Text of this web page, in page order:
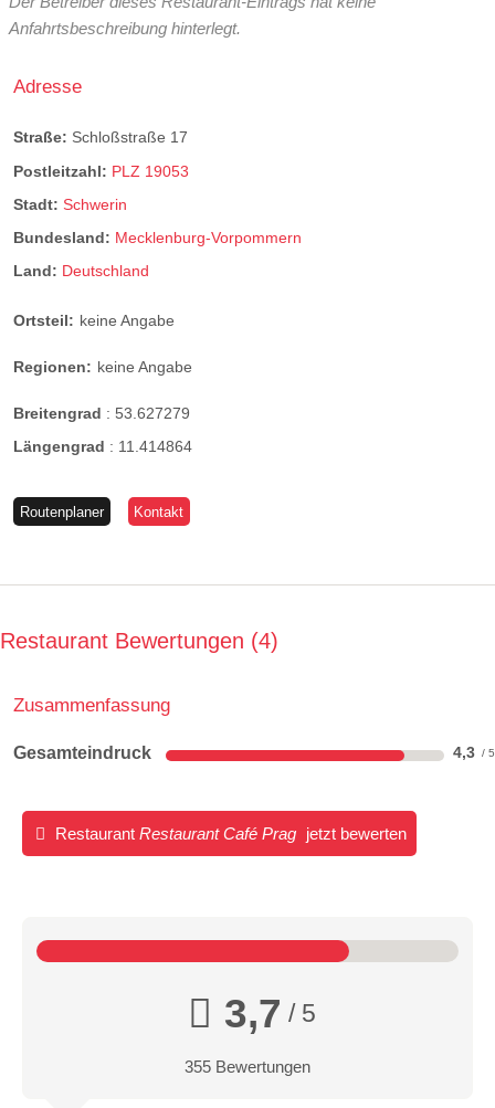
Anfahrtsbeschreibung hinterlegt.
Adresse
Straße: Schloßstraße 17
Postleitzahl: PLZ 19053
Stadt: Schwerin
Bundesland: Mecklenburg-Vorpommern
Land: Deutschland
Ortsteil: keine Angabe
Regionen: keine Angabe
Breitengrad : 53.627279
Längengrad : 11.414864
Routenplaner Kontakt
Restaurant Bewertungen 4
Zusammenfassung
Gesamteindruck 4,3
Restaurant Restaurant Café Prag jetzt bewerten
3,7 / 5
355 Bewertungen